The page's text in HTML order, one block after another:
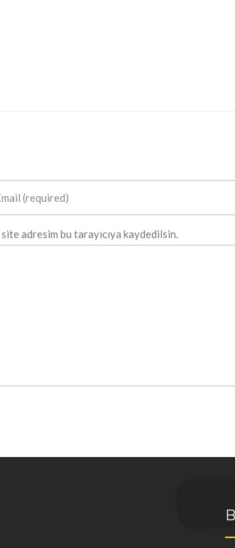
adresim bu tarayıcıya kaydedilsin.